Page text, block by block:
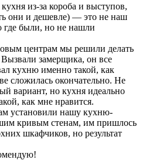
из-за короба и выступов,
они и дешевле) — это не наш
были, но не нашли
центрам мы решили делать
замерщика, он все
кухню именно такой, как
сложилась окончательно. Не
вариант, но кухня идеально
как мне нравится.
установили нашу кухню-
кривым стенам, им пришлось
шкафчиков, но результат